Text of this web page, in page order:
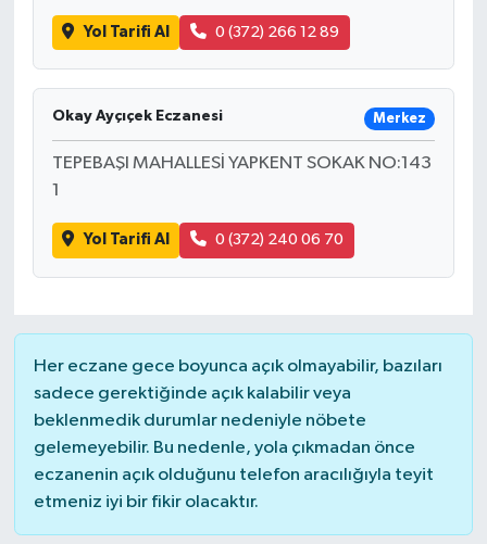
Yol Tarifi Al 0 (372) 266 12 89
Okay Ayçıçek Eczanesi Merkez
TEPEBAŞI MAHALLESİ YAPKENT SOKAK NO:143
1
Yol Tarifi Al 0 (372) 240 06 70
Her eczane gece boyunca açık olmayabilir, bazıları
sadece gerektiğinde açık kalabilir veya
beklenmedik durumlar nedeniyle nöbete
gelemeyebilir. Bu nedenle, yola çıkmadan önce
eczanenin açık olduğunu telefon aracılığıyla teyit
etmeniz iyi bir fikir olacaktır.